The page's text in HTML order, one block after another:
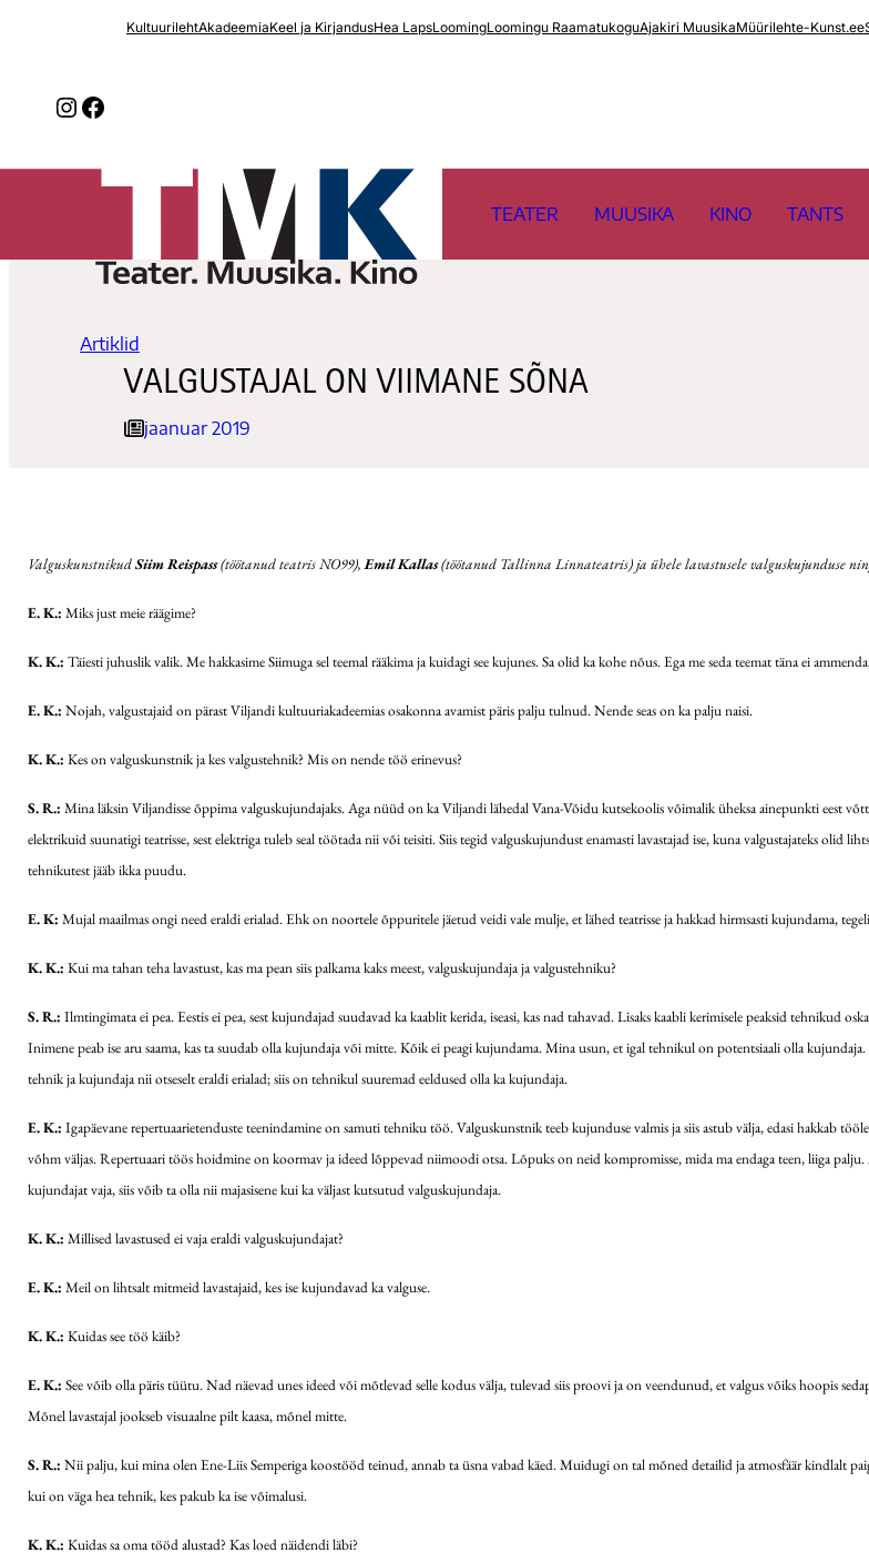
KultuurilehtAkadeemiaKeel ja KirjandusHea LapsLoomingLoomingu RaamatukoguAjakiri MuusikaMüürilehte-Kunst.ee
Instagram
Facebook
TEATER MUUSIKA KINO TANTS
Artiklid
VALGUSTAJAL ON VIIMANE SÕNA
jaanuar 2019
ValguskunstnikudSiim Reispass(töötanud teatris NO99),Emil Kallas(töötanud Tallinna Linnateatris) ja ühele lavastusele valguskujunduse
E. K.: Miks just meie räägime?
K. K.: Täiesti juhuslik valik. Me hakkasime Siimuga sel teemal rääkima ja kuidagi see kujunes. Sa olid ka kohe nõus. Ega me seda teemat täna ei
E. K.: Nojah, valgustajaid on pärast Viljandi kultuuriakadeemias osakonna avamist päris palju tulnud. Nende seas on ka palju naisi.
K. K.: Kes on valguskunstnik ja kes valgustehnik? Mis on nende töö erinevus?
S. R.: Mina läksin Viljandisse õppima valguskujundajaks. Aga nüüd on ka Viljandi lähedal Vana-Võidu kutsekoolis võimalik üheksa ainepunkti eest
elektrikuid suunatigi teatrisse, sest elektriga tuleb seal töötada nii või teisiti. Siis tegid valguskujundust enamasti lavastajad ise, kuna valgustajateks
tehnikutest jääb ikka puudu.
E. K: Mujal maailmas ongi need eraldi erialad. Ehk on noortele õppuritele jäetud veidi vale mulje, et lähed teatrisse ja hakkad hirmsasti kujundama,
K. K.: Kui ma tahan teha lavastust, kas ma pean siis palkama kaks meest, valguskujundaja ja valgustehniku?
S. R.: Ilmtingimata ei pea. Eestis ei pea, sest kujundajad suudavad ka kaablit kerida, iseasi, kas nad tahavad. Lisaks kaabli kerimisele peaksid tehnikud
Inimene peab ise aru saama, kas ta suudab olla kujundaja või mitte. Kõik ei peagi kujundama. Mina usun, et igal tehnikul on potentsiaali olla kujundaja.
tehnik ja kujundaja nii otseselt eraldi erialad; siis on tehnikul suuremad eeldused olla ka kujundaja.
E. K.: Igapäevane repertuaarietenduste teenindamine on samuti tehniku töö. Valguskunstnik teeb kujunduse valmis ja siis astub välja, edasi hakkab
võhm väljas. Repertuaari töös hoidmine on koormav ja ideed lõppevad niimoodi otsa. Lõpuks on neid kompromisse, mida ma endaga teen, liiga
kujundajat vaja, siis võib ta olla nii majasisene kui ka väljast kutsutud valguskujundaja.
K. K.: Millised lavastused ei vaja eraldi valguskujundajat?
E. K.: Meil on lihtsalt mitmeid lavastajaid, kes ise kujundavad ka valguse.
K. K.: Kuidas see töö käib?
E. K.: See võib olla päris tüütu. Nad näevad unes ideed või mõtlevad selle kodus välja, tulevad siis proovi ja on veendunud, et valgus võiks hoopis
Mõnel lavastajal jookseb visuaalne pilt kaasa, mõnel mitte.
S. R.: Nii palju, kui mina olen Ene-Liis Semperiga koostööd teinud, annab ta üsna vabad käed. Muidugi on tal mõned detailid ja atmosfäär kindlalt
kui on väga hea tehnik, kes pakub ka ise võimalusi.
K. K.: Kuidas sa oma tööd alustad? Kas loed näidendi läbi?